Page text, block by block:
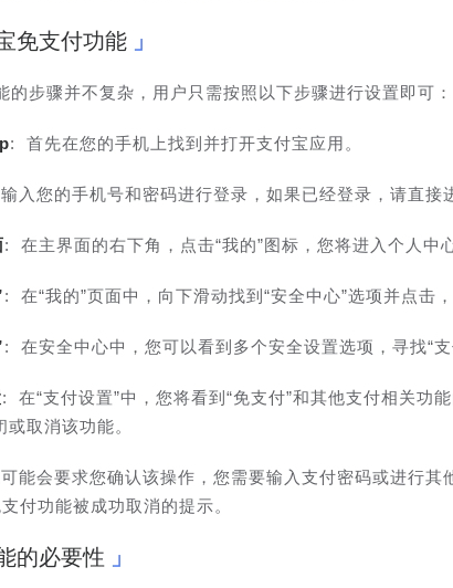
免支付功能
的步骤并不复杂，用户只需按照以下步骤进行设置即可：
: 首先在您的手机上找到并打开支付宝应用。
入您的手机号和密码进行登录，如果已经登录，请直接
: 在主界面的右下角，点击“我的”图标，您将进入个人中
: 在“我的”页面中，向下滑动找到“安全中心”选项并点击
: 在安全中心中，您可以看到多个安全设置选项，寻找“支
: 在“支付设置”中，您将看到“免支付”和其他支付相关功
取消该功能。
能会要求您确认该操作，您需要输入支付密码或进行其
付功能被成功取消的提示。
的必要性